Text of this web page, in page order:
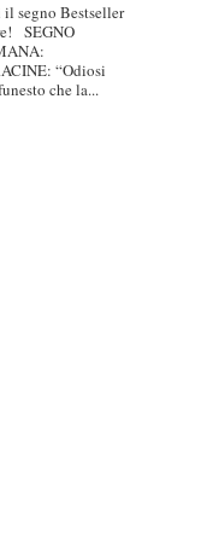
segno Bestseller
SEGNO
“Odiosi
che la...